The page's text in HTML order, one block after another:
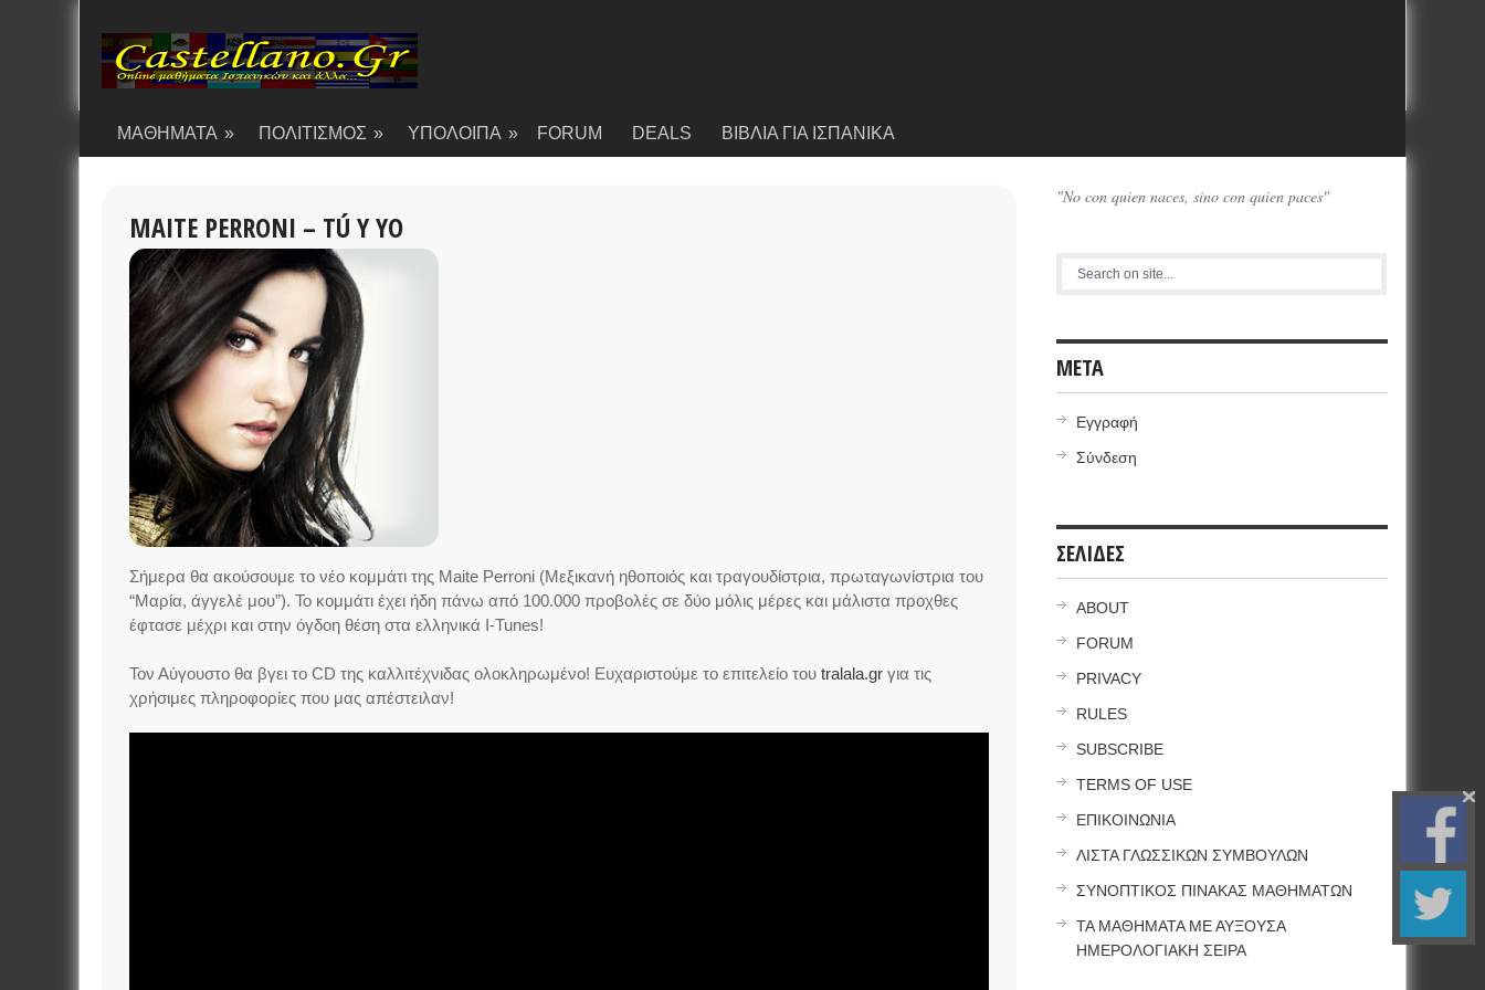
ΜΑΘΗΜΑΤΑ » ΠΟΛΙΤΙΣΜΟΣ » ΥΠΟΛΟΙΠΑ » FORUM DEALS ΒΙΒΛΙΑ ΓΙΑ ΙΣΠΑΝΙΚΑ
MAITE PERRONI – TÚ Y YO
Σήμερα θα ακούσουμε το νέο κομμάτι της Maite Perroni (Μεξικανή ηθοποιός και τραγουδίστρια, πρωταγωνίστρια του
“Μαρία, άγγελέ μου”). Το κομμάτι έχει ήδη πάνω από 100.000 προβολές σε δύο μόλις μέρες και μάλιστα προχθες
έφτασε μέχρι και στην όγδοη θέση στα ελληνικά I-Tunes!
Τον Αύγουστο θα βγει το CD της καλλιτέχνιδας ολοκληρωμένο! Ευχαριστούμε το επιτελείο του tralala.grγια τις
χρήσιμες πληροφορίες που μας απέστειλαν!
"No con quien naces, sino con quien paces"
META
Εγγραφή
Σύνδεση
ΣΕΛΙΔΕΣ
ABOUT
FORUM
PRIVACY
RULES
SUBSCRIBE
TERMS OF USE
ΕΠΙΚΟΙΝΩΝΙΑ
ΛΙΣΤΑ ΓΛΩΣΣΙΚΩΝ ΣΥΜΒΟΥΛΩΝ
ΣΥΝΟΠΤΙΚΟΣ ΠΙΝΑΚΑΣ ΜΑΘΗΜΑΤΩΝ
ΤΑ ΜΑΘΗΜΑΤΑ ΜΕ ΑΥΞΟΥΣΑ
ΗΜΕΡΟΛΟΓΙΑΚΗ ΣΕΙΡΑ